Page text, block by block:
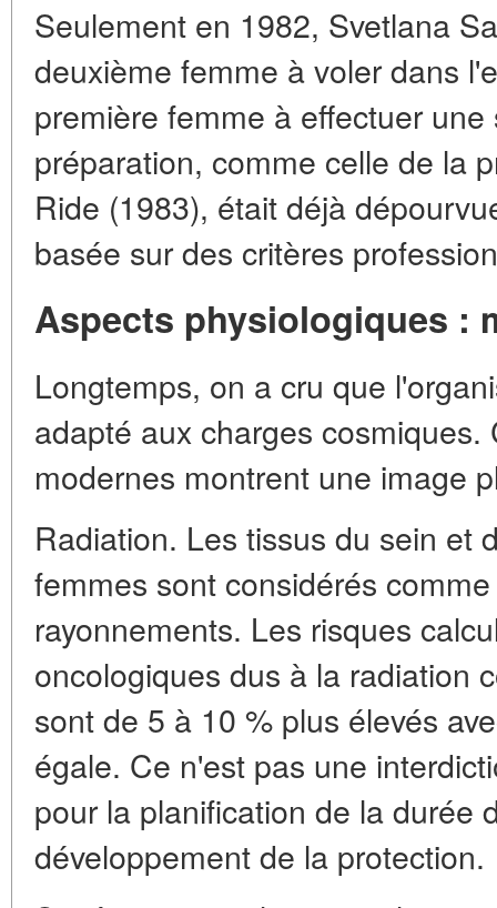
Seulement en 1982, Svetlana
deuxième femme à voler dans
première femme à effectuer
préparation, comme celle de la
Ride (1983), était déjà
basée sur des critères
Aspects physiologiques :
Longtemps, on a cru que
adapté aux charges
modernes montrent une image
Radiation. Les tissus du sein et
femmes sont considérés
rayonnements. Les risques
oncologiques dus à la radiation
sont de 5 à 10 % plus élevés
égale. Ce n'est pas une
pour la planification de la durée
développement de la protection.